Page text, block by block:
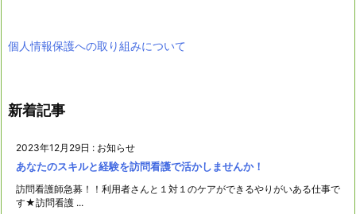
個人情報保護への取り組みについて
新着記事
2023年12月29日 : お知らせ
あなたのスキルと経験を訪問看護で活かしませんか！
訪問看護師急募！！利用者さんと１対１のケアができるやりがいある仕事で
す★訪問看護 ...